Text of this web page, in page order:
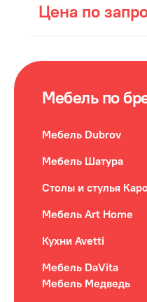
Цена по
Мебель по
Мебель Dubrov
Мебель Шатура
Столы и стулья
Мебель Art Home
Кухни Avetti
Мебель DaVita
Мебель Медведь